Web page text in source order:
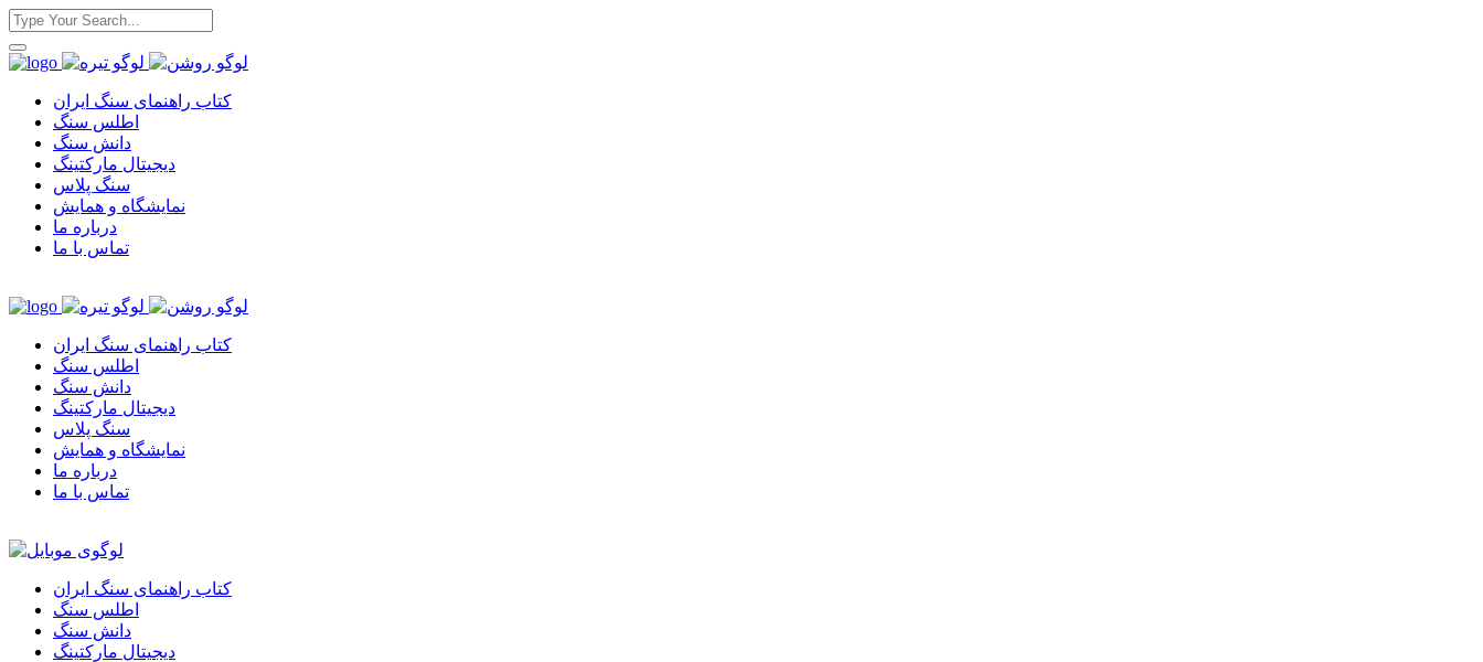
کتاب راهنمای سنگ ایران
اطلس سنگ
دانش سنگ
دیجیتال مارکتینگ
سنگ پلاس
نمایشگاه و همایش
درباره ما
تماس با ما
کتاب راهنمای سنگ ایران
اطلس سنگ
دانش سنگ
دیجیتال مارکتینگ
سنگ پلاس
نمایشگاه و همایش
درباره ما
تماس با ما
کتاب راهنمای سنگ ایران
اطلس سنگ
دانش سنگ
دیجیتال مارکتینگ